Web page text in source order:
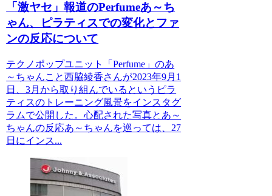
「激ヤセ」報道のPerfumeあ～ち
ゃん、ピラティスでの変化とファ
ンの反応について
テクノポップユニット「Perfume」のあ
～ちゃんこと西脇綾香さんが2023年9月1
日、3月から取り組んでいるというピラ
ティスのトレーニング風景をインスタグ
ラムで公開した。心配された写真とあ～
ちゃんの反応あ～ちゃんを巡っては、27
日にインス...